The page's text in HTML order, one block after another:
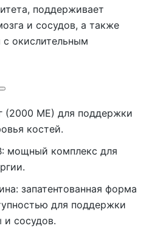
поддерживает
и сосудов, а также
с окислительным
(2000 МЕ) для поддержки
костей.
мощный комплекс для
запатентованная форма
для поддержки
сосудов.